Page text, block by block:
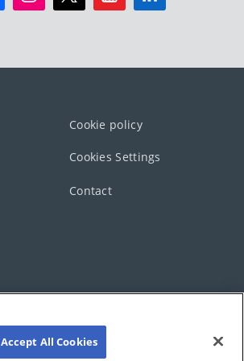
Cookie policy
Cookies Settings
Contact
Accept All Cookies